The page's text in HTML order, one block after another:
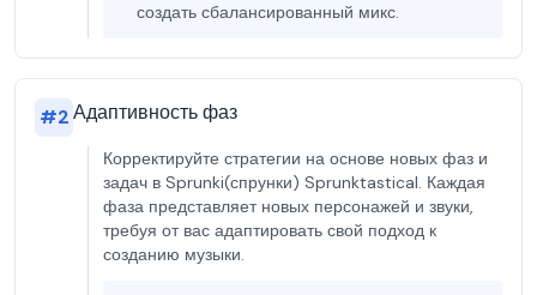
создать сбалансированный микс.
#2Адаптивность фаз
Корректируйте стратегии на основе новых фаз и
задач в Sprunki(спрунки) Sprunktastical. Каждая
фаза представляет новых персонажей и звуки,
требуя от вас адаптировать свой подход к
созданию музыки.